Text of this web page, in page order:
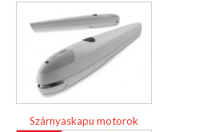
Szárnyaskapu motorok